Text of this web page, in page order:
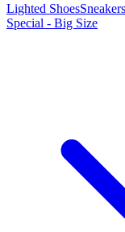
Lighted ShoesSneakers
Special - Big Size